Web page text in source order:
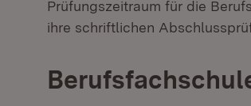
Prüfungszeitraum für die
ihre schriftlichen